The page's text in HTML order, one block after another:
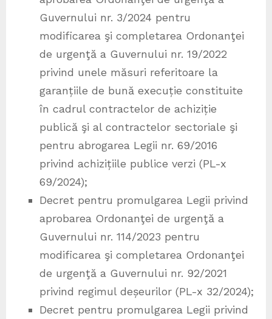
Guvernului nr. 3/2024 pentru
modificarea şi completarea Ordonanţei
de urgenţă a Guvernului nr. 19/2022
privind unele măsuri referitoare la
garanțiile de bună execuție constituite
în cadrul contractelor de achiziție
publică şi al contractelor sectoriale şi
pentru abrogarea Legii nr. 69/2016
privind achizițiile publice verzi (PL-x
69/2024);
Decret pentru promulgarea Legii privind
aprobarea Ordonanţei de urgenţă a
Guvernului nr. 114/2023 pentru
modificarea şi completarea Ordonanţei
de urgenţă a Guvernului nr. 92/2021
privind regimul deșeurilor (PL-x 32/2024);
Decret pentru promulgarea Legii privind